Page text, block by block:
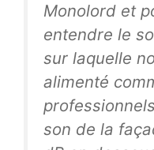
Monolord et
entendre le
sur laquelle
alimenté
son de la